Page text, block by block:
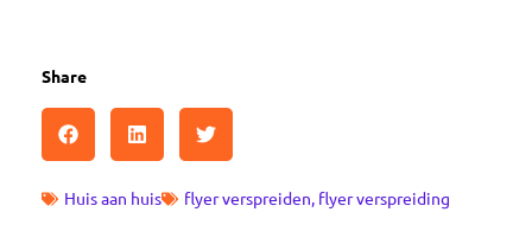
Share
Huis aan huis flyer verspreiden, flyer verspreiding